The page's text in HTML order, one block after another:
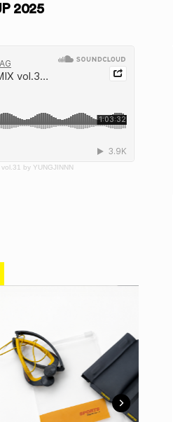
2025
by YUNGJINNN